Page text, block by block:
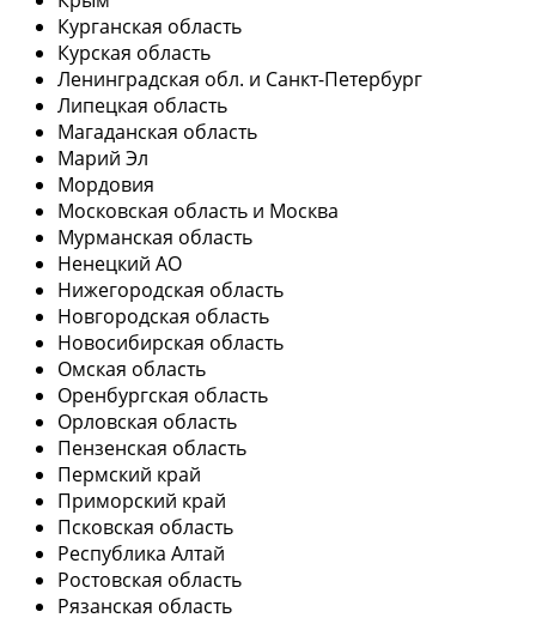
Курганская область
Курская область
Ленинградская обл. и Санкт-Петербург
Липецкая область
Магаданская область
Марий Эл
Мордовия
Московская область и Москва
Мурманская область
Ненецкий АО
Нижегородская область
Новгородская область
Новосибирская область
Омская область
Оренбургская область
Орловская область
Пензенская область
Пермский край
Приморский край
Псковская область
Республика Алтай
Ростовская область
Рязанская область